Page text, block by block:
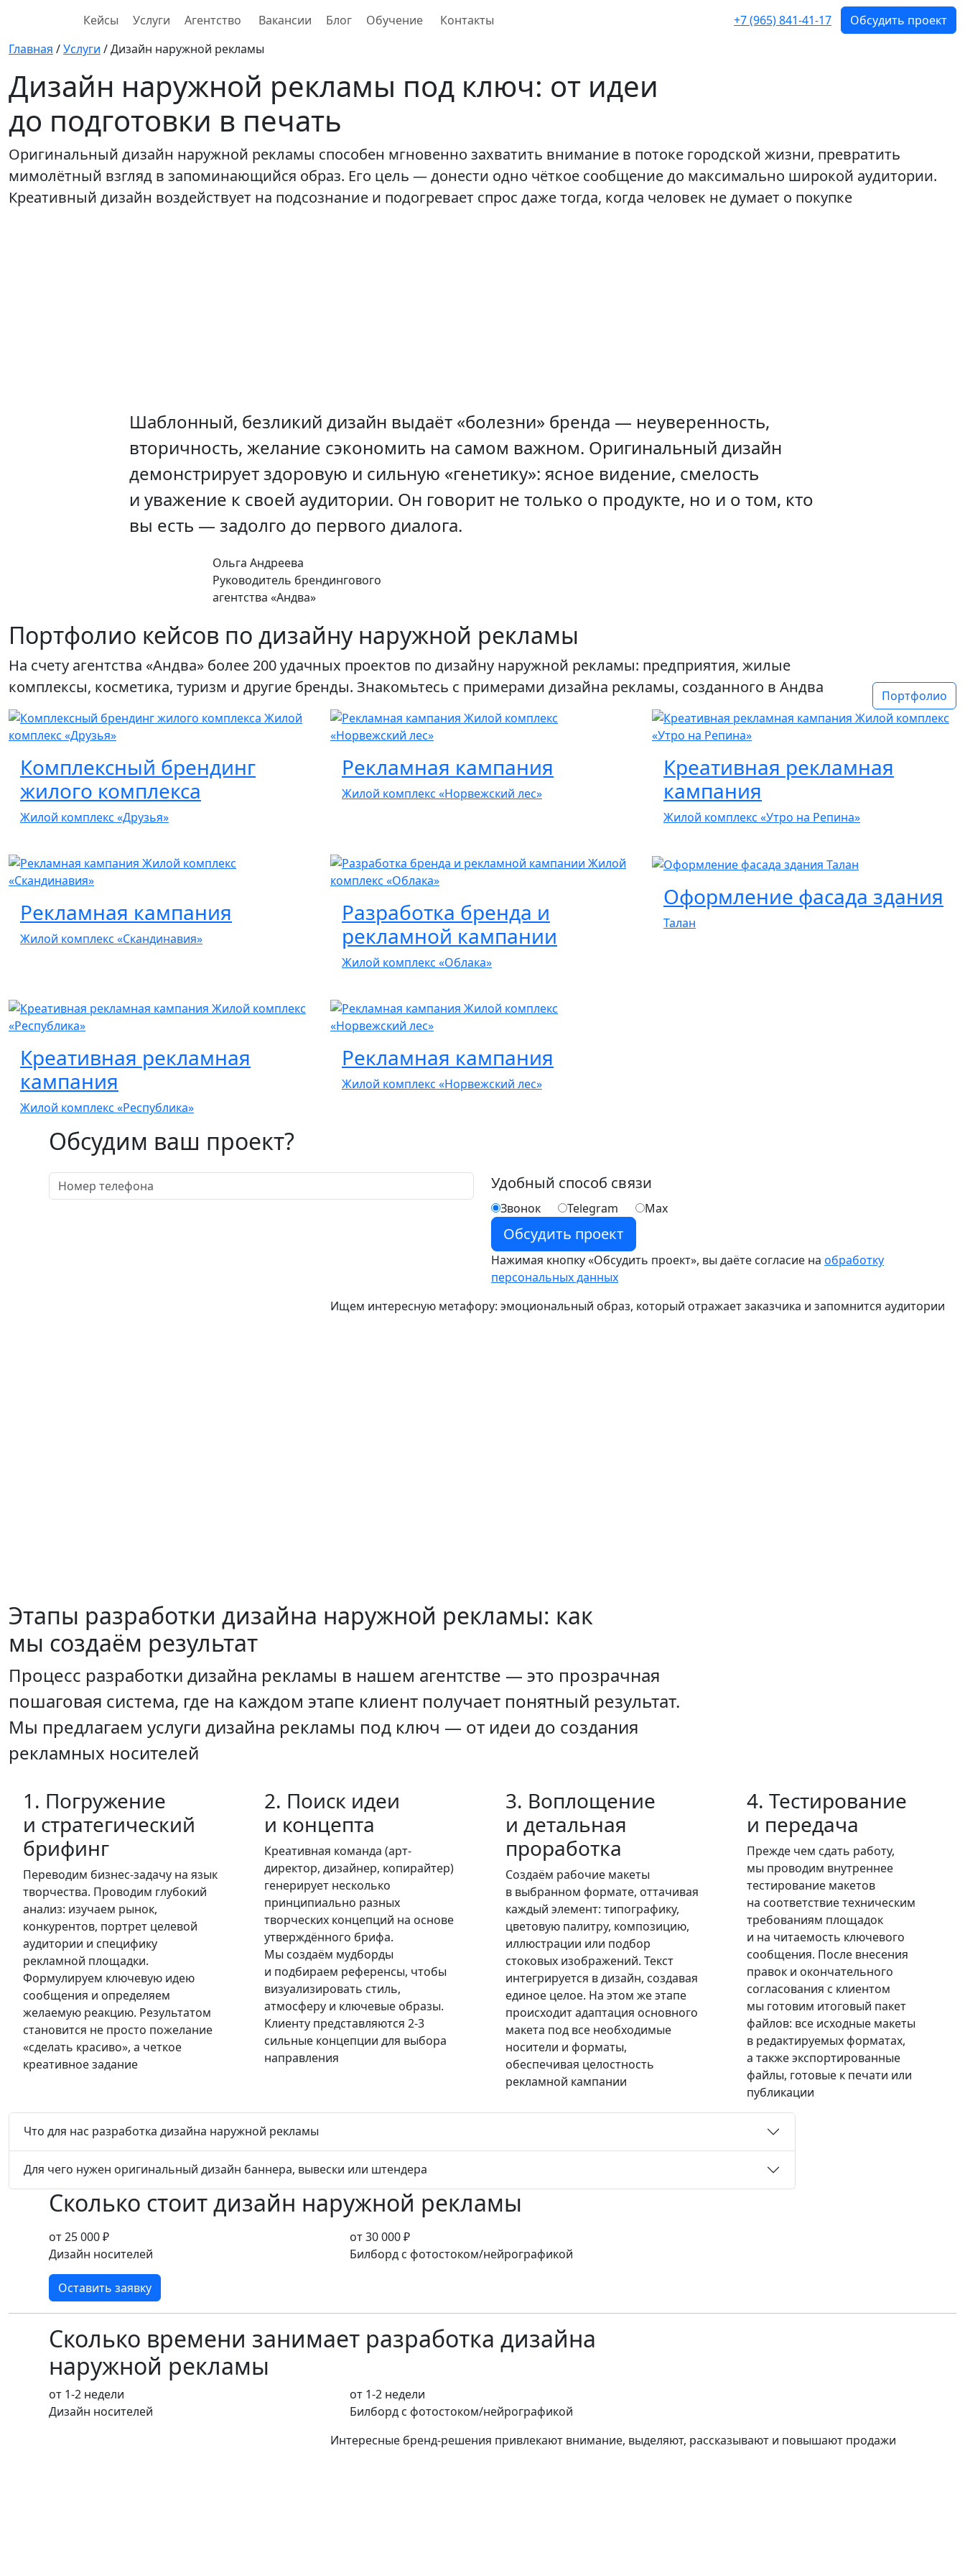
Кейсы Услуги Агентство Вакансии Блог Обучение Контакты +7 (965) 841-41-17
Обсудить проект
Главная /Услуги /Дизайн наружной рекламы
Дизайн наружной рекламы под ключ: от идеи
до подготовки в печать
Оригинальный дизайн наружной рекламы способен мгновенно захватить внимание в потоке городской жизни, превратить
мимолётный взгляд в запоминающийся образ. Его цель — донести одно чёткое сообщение до максимально широкой аудитории.
Креативный дизайн воздействует на подсознание и подогревает спрос даже тогда, когда человек не думает о покупке
Шаблонный, безликий дизайн выдаёт «болезни» бренда — неуверенность,
вторичность, желание сэкономить на самом важном. Оригинальный дизайн
демонстрирует здоровую и сильную «генетику»: ясное видение, смелость
и уважение к своей аудитории. Он говорит не только о продукте, но и о том, кто
вы есть — задолго до первого диалога.
Ольга Андреева
Руководитель брендингового
агентства «Андва»
Портфолио кейсов по дизайну наружной рекламы
На счету агентства «Андва» более 200 удачных проектов по дизайну наружной рекламы: предприятия, жилые
комплексы, косметика, туризм и другие бренды. Знакомьтесь с примерами дизайна рекламы, созданного в Андва
Портфолио
Комплексный брендинг
жилого комплекса
Жилой комплекс «Друзья»
Рекламная кампания
Жилой комплекс «Норвежский лес»
Креативная рекламная
кампания
Жилой комплекс «Утро на Репина»
Рекламная кампания
Жилой комплекс «Скандинавия»
Разработка бренда и
рекламной кампании
Жилой комплекс «Облака»
Оформление фасада здания
Талан
Креативная рекламная
кампания
Жилой комплекс «Республика»
Рекламная кампания
Жилой комплекс «Норвежский лес»
Обсудим ваш проект?
Удобный способ связи
Звонок Telegram Max
Нажимая кнопку «Обсудить проект», вы даёте согласие на обработку
персональных данных
Ищем интересную метафору: эмоциональный образ, который отражает заказчика и запомнится аудитории
Этапы разработки дизайна наружной рекламы: как
мы создаём результат
Процесс разработки дизайна рекламы в нашем агентстве — это прозрачная
пошаговая система, где на каждом этапе клиент получает понятный результат.
Мы предлагаем услуги дизайна рекламы под ключ — от идеи до создания
рекламных носителей
1. Погружение
и стратегический
брифинг
Переводим бизнес-задачу на язык
творчества. Проводим глубокий
анализ: изучаем рынок,
конкурентов, портрет целевой
аудитории и специфику
рекламной площадки.
Формулируем ключевую идею
сообщения и определяем
желаемую реакцию. Результатом
становится не просто пожелание
«сделать красиво», а четкое
креативное задание
2. Поиск идеи
и концепта
Креативная команда (арт-
директор, дизайнер, копирайтер)
генерирует несколько
принципиально разных
творческих концепций на основе
утверждённого брифа.
Мы создаём мудборды
и подбираем референсы, чтобы
визуализировать стиль,
атмосферу и ключевые образы.
Клиенту представляются 2-3
сильные концепции для выбора
направления
3. Воплощение
и детальная
проработка
Создаём рабочие макеты
в выбранном формате, оттачивая
каждый элемент: типографику,
цветовую палитру, композицию,
иллюстрации или подбор
стоковых изображений. Текст
интегрируется в дизайн, создавая
единое целое. На этом же этапе
происходит адаптация основного
макета под все необходимые
носители и форматы,
обеспечивая целостность
рекламной кампании
4. Тестирование
и передача
Прежде чем сдать работу,
мы проводим внутреннее
тестирование макетов
на соответствие техническим
требованиям площадок
и на читаемость ключевого
сообщения. После внесения
правок и окончательного
согласования с клиентом
мы готовим итоговый пакет
файлов: все исходные макеты
в редактируемых форматах,
а также экспортированные
файлы, готовые к печати или
публикации
Что для нас разработка дизайна наружной рекламы
Для чего нужен оригинальный дизайн баннера, вывески или штендера
Сколько стоит дизайн наружной рекламы
от 25 000 ₽
Дизайн носителей
от 30 000 ₽
Билборд с фотостоком/нейрографикой
Оставить заявку
Сколько времени занимает разработка дизайна
наружной рекламы
от 1-2 недели
Дизайн носителей
от 1-2 недели
Билборд с фотостоком/нейрографикой
Интересные бренд-решения привлекают внимание, выделяют, рассказывают и повышают продажи